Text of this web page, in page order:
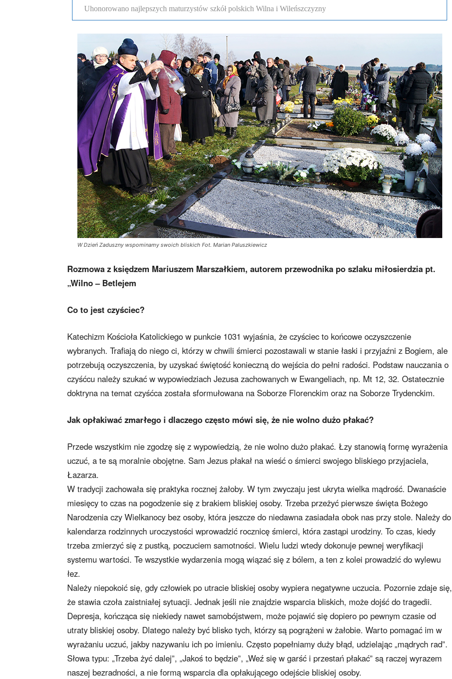
Uhonorowano najlepszych maturzystów szkół polskich Wilna i Wileńszczyzny
W Dzień Zaduszny wspominamy swoich bliskich Fot. Marian Paluszkiewicz
Rozmowa z księdzem Mariuszem Marszałkiem, autorem przewodnika po szlaku miłosierdzia pt.
„Wilno – Betlejem
Co to jest czyściec?
Katechizm Kościoła Katolickiego w punkcie 1031 wyjaśnia, że czyściec to końcowe oczyszczenie
wybranych. Trafiają do niego ci, którzy w chwili śmierci pozostawali w stanie łaski i przyjaźni z Bogiem, ale
potrzebują oczyszczenia, by uzyskać świętość konieczną do wejścia do pełni radości. Podstaw nauczania o
czyśćcu należy szukać w wypowiedziach Jezusa zachowanych w Ewangeliach, np. Mt 12, 32. Ostatecznie
doktryna na temat czyśćca została sformułowana na Soborze Florenckim oraz na Soborze Trydenckim.
Jak opłakiwać zmarłego i dlaczego często mówi się, że nie wolno dużo płakać?
Przede wszystkim nie zgodzę się z wypowiedzią, że nie wolno dużo płakać. Łzy stanowią formę wyrażenia
uczuć, a te są moralnie obojętne. Sam Jezus płakał na wieść o śmierci swojego bliskiego przyjaciela,
Łazarza.
W tradycji zachowała się praktyka rocznej żałoby. W tym zwyczaju jest ukryta wielka mądrość. Dwanaście
miesięcy to czas na pogodzenie się z brakiem bliskiej osoby. Trzeba przeżyć pierwsze święta Bożego
Narodzenia czy Wielkanocy bez osoby, która jeszcze do niedawna zasiadała obok nas przy stole. Należy do
kalendarza rodzinnych uroczystości wprowadzić rocznicę śmierci, która zastąpi urodziny. To czas, kiedy
trzeba zmierzyć się z pustką, poczuciem samotności. Wielu ludzi wtedy dokonuje pewnej weryfikacji
systemu wartości. Te wszystkie wydarzenia mogą wiązać się z bólem, a ten z kolei prowadzić do wylewu
łez.
Należy niepokoić się, gdy człowiek po utracie bliskiej osoby wypiera negatywne uczucia. Pozornie zdaje się,
że stawia czoła zaistniałej sytuacji. Jednak jeśli nie znajdzie wsparcia bliskich, może dojść do tragedii.
Depresja, kończąca się niekiedy nawet samobójstwem, może pojawić się dopiero po pewnym czasie od
utraty bliskiej osoby. Dlatego należy być blisko tych, którzy są pogrążeni w żałobie. Warto pomagać im w
wyrażaniu uczuć, jakby nazywaniu ich po imieniu. Często popełniamy duży błąd, udzielając „mądrych rad”.
Słowa typu: „Trzeba żyć dalej”, „Jakoś to będzie”, „Weź się w garść i przestań płakać” są raczej wyrazem
naszej bezradności, a nie formą wsparcia dla opłakującego odejście bliskiej osoby.